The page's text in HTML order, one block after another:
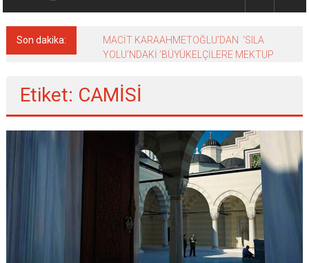
Son dakika:
MACİT KARAAHMETOĞLU’DAN ‘SILA
YOLU’NDAKİ ’BÜYÜKELÇİLERE MEKTUP
Etiket: CAMİSİ